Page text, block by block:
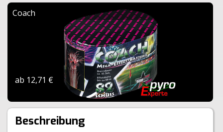
Coach
ab 12,71 €
Beschreibung